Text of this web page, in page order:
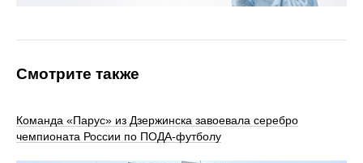
Смотрите также
Команда «Парус» из Дзержинска завоевала серебро
чемпионата России по ПОДА-футболу